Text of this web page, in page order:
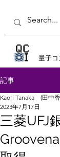
量子コ
記事
三菱UFJ
Kaori Tanaka (田中
2023年7月17日